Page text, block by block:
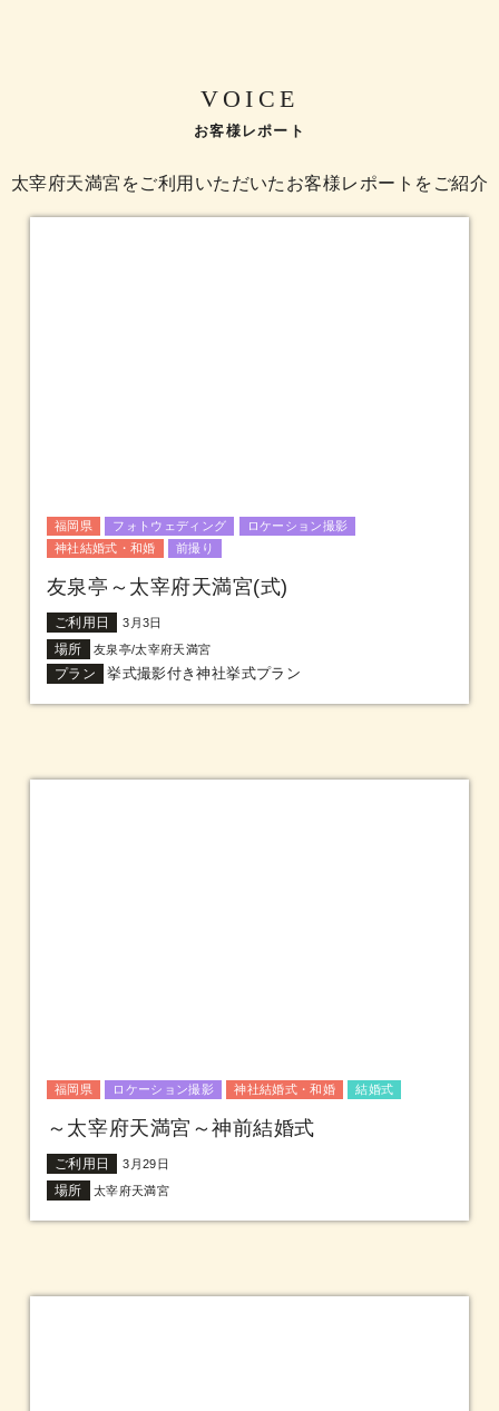
VOICE
お客様レポート
太宰府天満宮をご利用いただいたお客様レポートをご紹介
福岡県 フォトウェディング
ロケーション撮影
神社結婚式・和婚
前撮り
友泉亭～太宰府天満宮(式)
ご利用日 3月3日
場所 友泉亭/太宰府天満宮
プラン 挙式撮影付き神社挙式プラン
福岡県 ロケーション撮影 神社結婚式・和婚 結婚式
～太宰府天満宮～神前結婚式
ご利用日 3月29日
場所 太宰府天満宮